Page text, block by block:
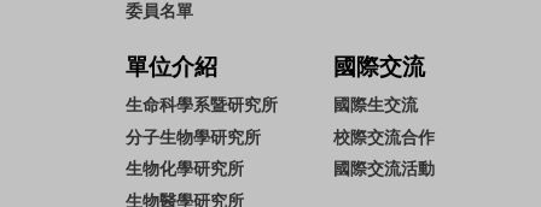
委員名單
單位介紹
生命科學系暨研究所
分子生物學研究所
生物化學研究所
生物醫學研究所
國際交流
國際生交流
校際交流合作
國際交流活動